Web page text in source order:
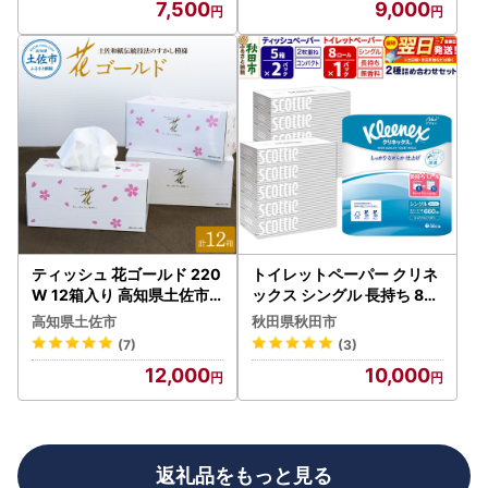
7,500 9,000
ティッシュ 花ゴールド 220
W 12箱入り 高知県土佐市
【ハヤシ商事株式会社】 [B
QAD006]
高知県土佐市
(7)
12,000
トイレットペーパー クリネ
ックス シングル 長持ち 8ロ
ール×1P ＆ ティッシュペー
パー スコッティ10箱(5箱×
2P) 秋田市オリジナル 最短
秋田県秋田市
(3)
10,000
返礼品をもっと見る